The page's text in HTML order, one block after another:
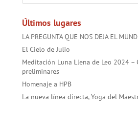
Últimos lugares
LA PREGUNTA QUE NOS DEJA EL
El Cielo de Julio
Meditación Luna Llena de Leo 2024 –
preliminares
Homenaje a HPB
La nueva línea directa, Yoga del